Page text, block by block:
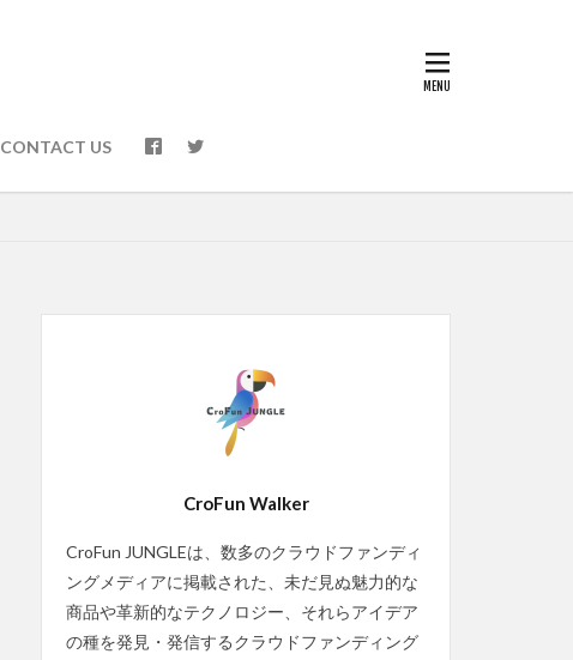
CONTACT US
CroFun Walker
CroFun JUNGLEは、数多のクラウドファンディ
ングメディアに掲載された、未だ見ぬ魅力的な
商品や革新的なテクノロジー、それらアイデア
の種を発見・発信するクラウドファンディング